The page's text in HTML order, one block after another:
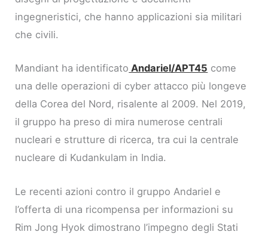
ingegneristici, che hanno applicazioni sia militari
che civili.
Mandiant ha identificato Andariel/APT45 come
una delle operazioni di cyber attacco più longeve
della Corea del Nord, risalente al 2009. Nel 2019,
il gruppo ha preso di mira numerose centrali
nucleari e strutture di ricerca, tra cui la centrale
nucleare di Kudankulam in India.
Le recenti azioni contro il gruppo Andariel e
l’offerta di una ricompensa per informazioni su
Rim Jong Hyok dimostrano l’impegno degli Stati